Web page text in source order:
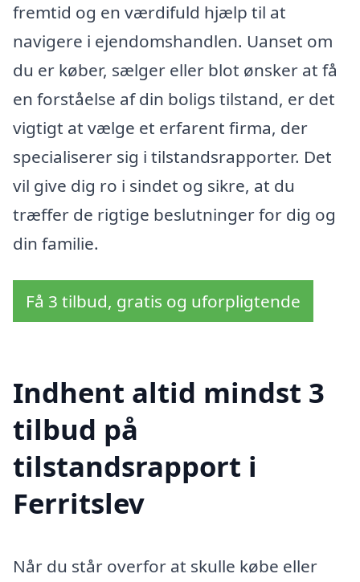
fremtid og en værdifuld hjælp til at
navigere i ejendomshandlen. Uanset om
du er køber, sælger eller blot ønsker at få
en forståelse af din boligs tilstand, er det
vigtigt at vælge et erfarent firma, der
specialiserer sig i tilstandsrapporter. Det
vil give dig ro i sindet og sikre, at du
træffer de rigtige beslutninger for dig og
din familie.
Få 3 tilbud, gratis og uforpligtende
Indhent altid mindst 3
tilbud på
tilstandsrapport i
Ferritslev
Når du står overfor at skulle købe eller